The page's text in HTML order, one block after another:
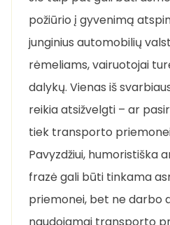
požiūrio į gyvenimą
junginius automobilių
rėmeliams, vairuotojai
dalykų. Vienas iš
reikia atsižvelgti – ar
tiek transporto
Pavyzdžiui, humoristiška
frazė gali būti tinkama
priemonei, bet ne darbo